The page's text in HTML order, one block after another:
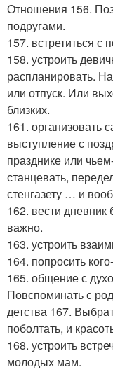
Отношения 156.
подругами.
157. встретиться с
158. устроить
распланировать.
или отпуск. Или
близких.
161. организовать
выступление с
празднике или
станцевать,
стенгазету … и
162. вести дневник
важно.
163. устроить
164. попросить
165. общение с
Повспоминать с
детства 167.
поболтать, и
168. устроить
молодых мам.